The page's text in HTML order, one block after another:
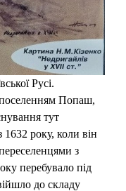
Русі.
Попаш,
тут
року, коли він
з
перебувало під
до складу